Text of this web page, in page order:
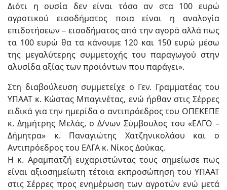
Διότι η ουσία δεν είναι τόσο αν στα 100 ευρώ
αγροτικού εισοδήματος ποια είναι η αναλογία
επιδοτήσεων – εισοδήματος από την αγορά αλλά πως
τα 100 ευρώ θα τα κάνουμε 120 και 150 ευρώ μέσω
της μεγαλύτερης συμμετοχής του παραγωγού στην
αλυσίδα αξίας των προϊόντων που παράγει».
Στη διαβούλευση συμμετείχε ο Γεν. Γραμματέας του
ΥΠΑΑΤ κ. Κώστας Μπαγινέτας, ενώ ήρθαν στις Σέρρες
ειδικά για την ημερίδα ο αντιπρόεδρος του ΟΠΕΚΕΠΕ
κ. Δημήτρης Μελάς, ο Δ/νων Σύμβουλος του «ΕΛΓΟ –
Δήμητρα» κ. Παναγιώτης Χατζηνικολάου και ο
Αντιπρόεδρος του ΕΛΓΑ κ. Νίκος Δούκας.
Η κ. Αραμπατζή ευχαριστώντας τους σημείωσε πως
είναι αξιοσημείωτη τέτοια εκπροσώπηση του ΥΠΑΑΤ
στις Σέρρες προς ενημέρωση των αγροτών ενώ μετά